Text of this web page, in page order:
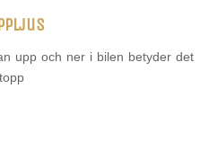
upp och ner i bilen betyder det